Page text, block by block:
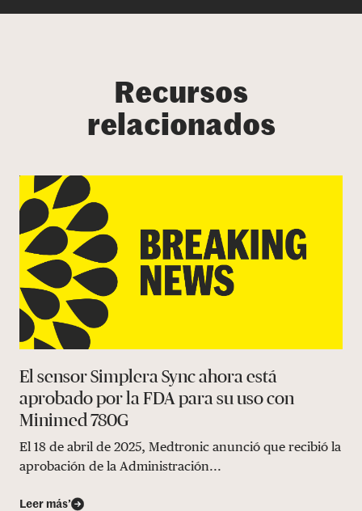
Recursos
relacionados
El sensor Simplera Sync ahora está
aprobado por la FDA para su uso con
Minimed 780G
El 18 de abril de 2025, Medtronic anunció que recibió la
aprobación de la Administración...
Leer más’